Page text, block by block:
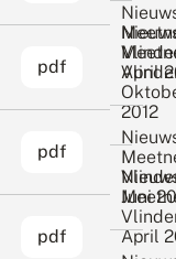
pdf
pdf
pdf
2012
April
April
Juni